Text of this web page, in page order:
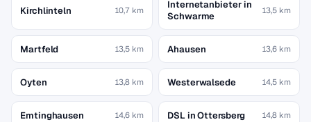
Kirchlinteln 10,7 km
Internetanbieter in
Schwarme
13,5 km
Martfeld 13,5 km Ahausen 13,6 km
Oyten 13,8 km Westerwalsede 14,5 km
Emtinghausen 14,6 km DSL in Ottersberg 14,8 km